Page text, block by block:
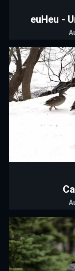
euHeu -